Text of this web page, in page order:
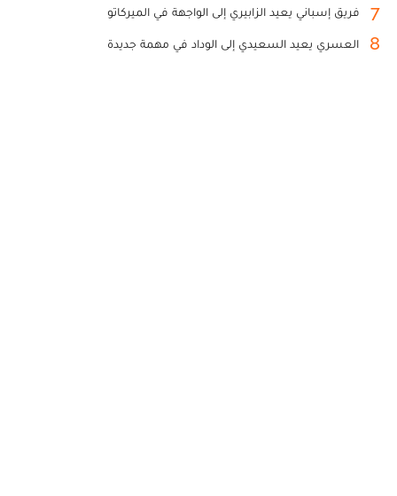
7 فريق إسباني يعيد الزابيري إلى الواجهة في الميركاتو
8 العسري يعيد السعيدي إلى الوداد في مهمة جديدة